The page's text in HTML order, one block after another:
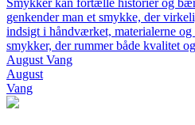
Smykker kan fortælle historier og
genkender man et smykke, der
indsigt i håndværket, materialerne
smykker, der rummer både kvalitet
August Vang
August
Vang